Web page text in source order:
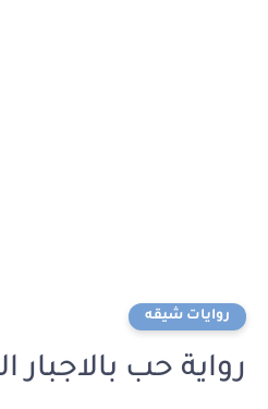
روايات شيقه